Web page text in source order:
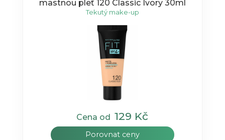
mastnou pleť 120 Classic Ivory 30ml
Tekutý make-up
Cena od 129 Kč
Porovnat ceny